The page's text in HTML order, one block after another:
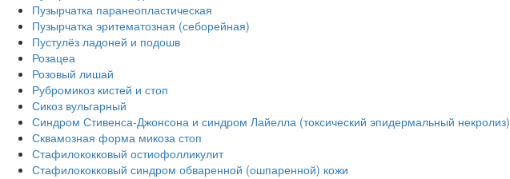
Пузырчатка паранеопластическая
Пузырчатка эритематозная (себорейная)
Пустулёз ладоней и подошв
Розацеа
Розовый лишай
Рубромикоз кистей и стоп
Сикоз вульгарный
Синдром Стивенса-Джонсона и синдром Лайелла (токсический эпидермальный некролиз)
Сквамозная форма микоза стоп
Стафилококковый остиофолликулит
Стафилококковый синдром обваренной (ошпаренной) кожи